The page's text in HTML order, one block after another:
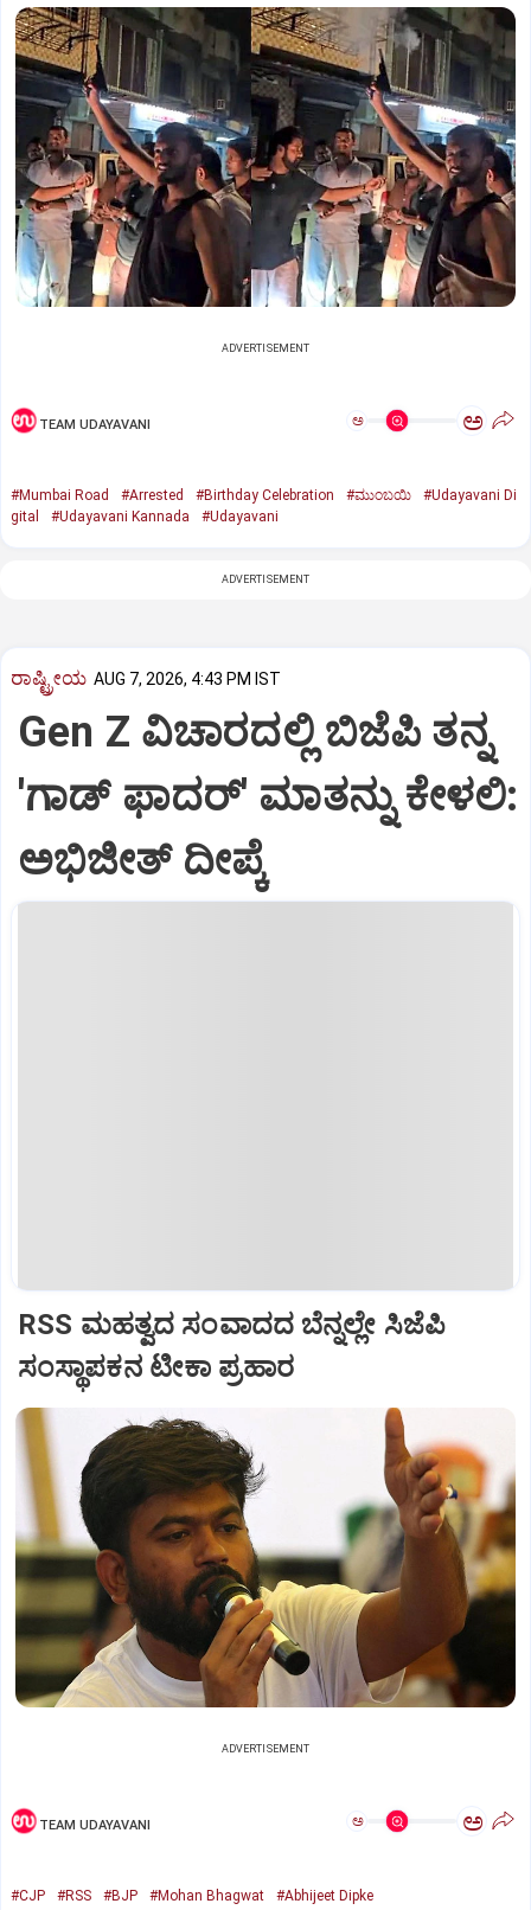
ADVERTISEMENT
TEAM UDAYAVANI ಅ ಅ
#Mumbai Road #Arrested #Birthday Celebration #ಮುಂಬಯಿ
#Udayavani Di
gital
#Udayavani Kannada #Udayavani
ADVERTISEMENT
ರಾಷ್ಟ್ರೀಯ AUG 7, 2026, 4:43 PM IST
Gen Z ವಿಚಾರದಲ್ಲಿ ಬಿಜೆಪಿ ತನ್ನ
'ಗಾಡ್ ಫಾದರ್' ಮಾತನ್ನು ಕೇಳಲಿ:
ಅಭಿಜೀತ್ ದೀಪ್ಕೆ
RSS ಮಹತ್ವದ ಸಂವಾದದ ಬೆನ್ನಲ್ಲೇ ಸಿಜೆಪಿ
ಸಂಸ್ಥಾಪಕನ ಟೀಕಾ ಪ್ರಹಾರ
ADVERTISEMENT
TEAM UDAYAVANI ಅ ಅ
#CJP #RSS #BJP #Mohan Bhagwat #Abhijeet Dipke